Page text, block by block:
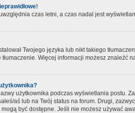
czas letni, a czas nadal jest
Twojego języka lub nikt takiego
Więcej informacji możesz znaleźć
użytkownika podczas wyświetlania postu.
aś lub na Twój status na forum. Drugi,
być dostępne. Jeśli nie możesz używać